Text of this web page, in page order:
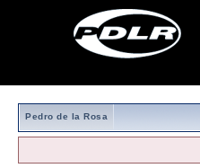
Pedro de la Rosa